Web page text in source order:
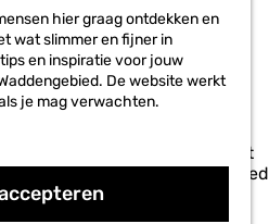
hier graag ontdekken en
wat slimmer en fijner in
en inspiratie voor jouw
De website werkt
je mag verwachten.
e
IN HET
verblijft óf langs de kust
of Groningen. Het hele gebied
hotels, campings, Bed &